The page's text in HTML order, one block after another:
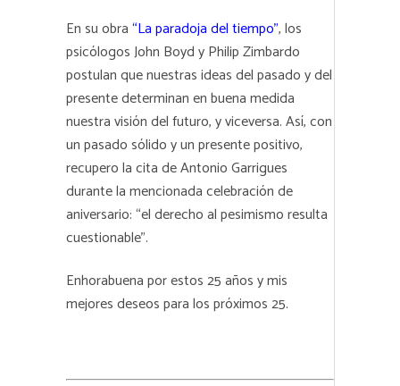
En su obra“La paradoja del tiempo”, los
psicólogos John Boyd y Philip Zimbardo
postulan que nuestras ideas del pasado y del
presente determinan en buena medida
nuestra visión del futuro, y viceversa. Así, con
un pasado sólido y un presente positivo,
recupero la cita de Antonio Garrigues
durante la mencionada celebración de
aniversario: “el derecho al pesimismo resulta
cuestionable”.
Enhorabuena por estos 25 años y mis
mejores deseos para los próximos 25.